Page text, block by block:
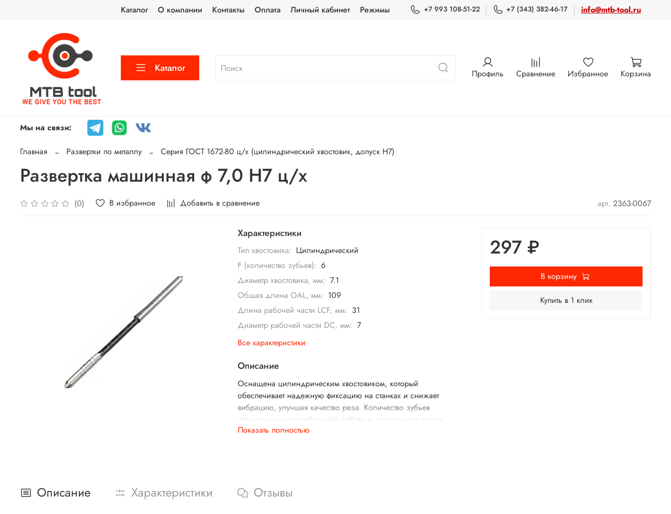
Каталог О компании Контакты Оплата Личный кабинет Режимы +7 993 108-51-22 +7 (343) 382-46-17 info@mtb-tool.ru
Каталог Профиль Сравнение Избранное Корзина
Мы на связи:
Главная Развертки по металлу Серия ГОСТ 1672-80 ц/х (цилиндрический хвостовик, допуск H7)
Развертка машинная ф 7,0 Н7 ц/х
(0) В избранное Добавить в сравнение арт. 2363-0067
Характеристики
Тип хвостовика: Цилиндрический
F (количество зубьев): 6
Диаметр хвостовика, мм: 7.1
Общая длина OAL, мм: 109
Длина рабочей части LCF, мм: 31
Диаметр рабочей части DC, мм: 7
Все характеристики
Описание
Оснащена цилиндрическим хвостовиком, который
обеспечивает надежную фиксацию на станках и снижает
вибрацию, улучшая качество реза. Количество зубьев
оптимально для стабильной работы и длительного срока
службы.
Показать полностью
297 ₽
В корзину
Купить в 1 клик
Описание Характеристики Отзывы